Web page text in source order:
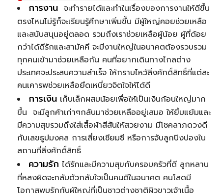
การงาน จะทำรายได้และทำในเรื่องของการงานให้ดีขึ้น
ตรงไหนไม่รู้ก็จะเรียนรู้ศึกษาเพิ่มขึ้น มีผู้ใหญ่คอยช่วยเหลือ
และสนับสนุนอยู่ตลอด รวมถึงเราช่วยเหลือผู้น้อย ผู้ที่ด้อย
กว่าได้ดีรักและสามัคคี จะมีงานใหญ่ในอนาคตต้องรวบรวม
ทุกคนเข้ามาช่วยเหลือกัน คนที่อยากเดินทางไกลต่าง
ประเทศจะประสบความสำเร็จ ให้กราบไหว้สิ่งศักดิ์สิทธิ์ที่แต่ละ
คนเคารพช่วยเหลือยึดเหนี่ยวจิตใจให้ได้ดี
การเงิน เก็บเล็กผสมน้อยเพื่อให้เป็นเงินก้อนใหญ่มาก
ขึ้น จะมีลูกค้าเก่าๆกลับมาช่วยเหลืออยู่เสมอ ให้ยิ้มแย้มและ
มีความสุขรวมถึงใส่เสื้อผ้าสีสันให้สวยงาม มีโชคลาภดวงดี
กับเลขธูปมงคล การเสี่ยงเซียมซี หรือการจับลูกปิงปองใน
สถานที่สิ่งศักดิ์สิทธิ์
ความรัก ได้รักและมีความสุขกับครอบครัวที่ดี ลูกหลาน
ที่หลงผิดจะกลับตัวกลับใจเป็นคนดีในอนาคต คนโสดมี
โอกาสพบรักกับผู้ใหญ่ที่เป็นชาวต่างชาติผิวขาวเจ้าเนื้อ